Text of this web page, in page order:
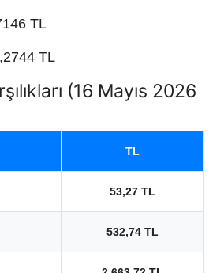
TL
TL
(16 Mayıs 2026
TL
53,27 TL
532,74 TL